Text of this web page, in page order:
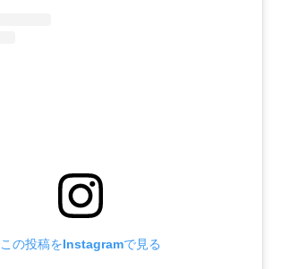
この投稿をInstagramで見る